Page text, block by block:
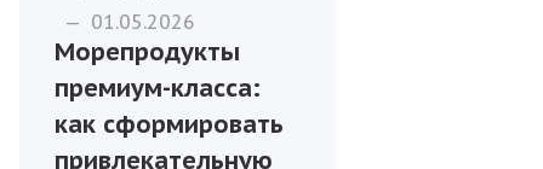
— 01.05.2026
Морепродукты
премиум-класса:
как сформировать
привлекательную